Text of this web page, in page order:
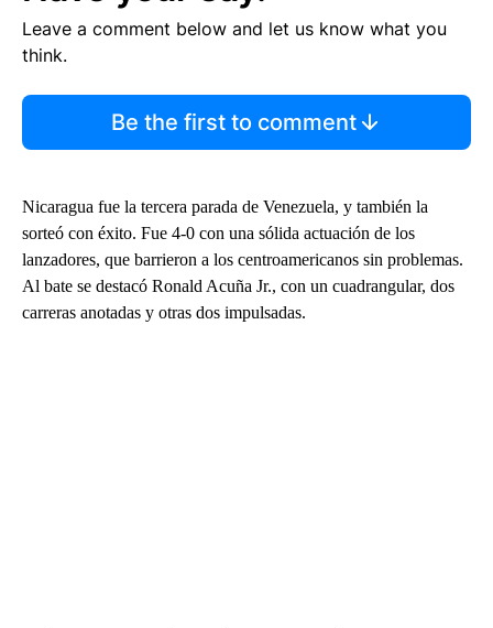
Leave a comment below and let us know what you
think.
Be the first to comment
Nicaragua fue la tercera parada de Venezuela, y también la
sorteó con éxito. Fue 4-0 con una sólida actuación de los
lanzadores, que barrieron a los centroamericanos sin problemas.
Al bate se destacó Ronald Acuña Jr., con un cuadrangular, dos
carreras anotadas y otras dos impulsadas.